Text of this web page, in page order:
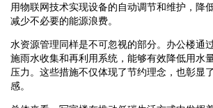
用物联网技术实现设备的自动调节和维护，降
减少不必要的能源浪费。
水资源管理同样是不可忽视的部分。办公楼通
施雨水收集和再利用系统，能够有效降低用水
压力。这些措施不仅体现了节约理念，也彰显
感。